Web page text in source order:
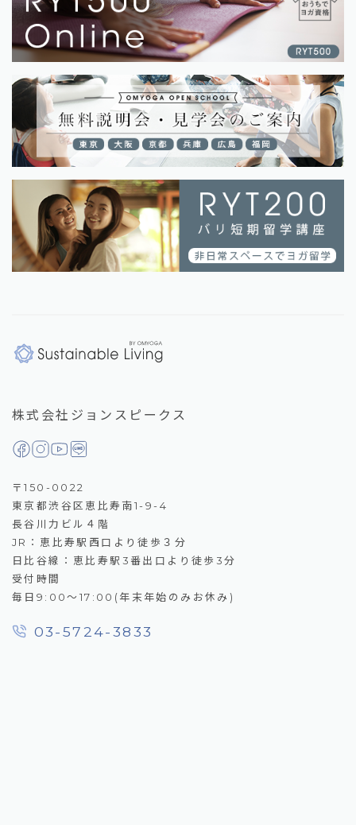
株式会社ジョンスピークス
〒150-0022
東京都渋谷区恵比寿南1-9-4
長谷川力ビル４階
JR：恵比寿駅西口より徒歩３分
日比谷線：恵比寿駅3番出口より徒歩3分
受付時間
毎日9:00～17:00(年末年始のみお休み)
03-5724-3833